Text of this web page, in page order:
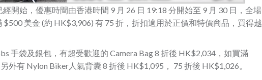
開始，優惠時間由香港時間 9 月 26 日 19:18 分開始至 9 月 30 日，全場
美金 (約 HK$3,906) 有 75 折，折扣適用於正價和特價商品，買得越
手袋及銀包，有超受歡迎的 Camera Bag 8 折後 HK$2,034，如買滿
外有 Nylon Biker人氣背囊 8 折後 HK$1,095， 75 折後 HK$1,026。